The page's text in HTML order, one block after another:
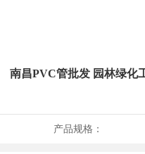
南昌PVC管批发 园林绿化
产品规格：